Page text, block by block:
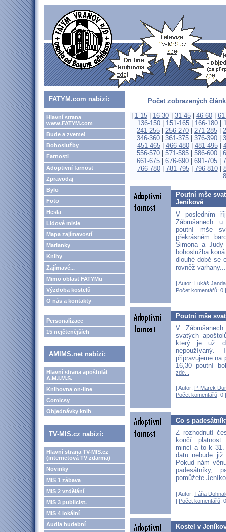
FATYM.com nabízí:
Hlavní strana
www.FATYM.com
Bude a zveme!
Bohoslužby
Farnosti
Adoptivní farnost
Zpravodaj
Bylo
Foto
Hesla
Lidové misie
Mapa zajímavostí
Marianky
Knihy
Zajímavé...
Mimo oblast FATYMu
Výzdoba kostelů
O nás a kontakty
Personalizace
15 nejčtenějších
AMIMS.net nabízí:
Hlavní strana apoštolát
A.M.I.M.S.
Knihovna on-line
Comicsy
Objednávky knih
TV-MIS.cz nabízí:
Hlavní strana TV-MIS.cz
(internetová TV zdarma)
Novinky
MIS 1 zábava
MIS 2 vzdělání
MIS 3 publicist.
MIS 4 lokální
Audia hudební
Počet zobrazených
1-15| 16-30| 31-45| 46-60|
136-150| 151-165| 166-180|
241-255
256-270 271-285
346-360
361-375 376-390
451-465| 466-480| 481-495|
556-570
571-585 586-600
661-675
676-690 691-705
766-780| 781-795| 796-810|
Poutní mše
Jeníkově
V posledním
Zábrušanech
poutní mše
překrásném
Šimona a
bohoslužba
dlouhé době se
rovněž
| Autor: Lukáš Janda
Počet komentářů: 0
Poutní mše
V
svatých
který je už
nepoužívaný.
připravujeme na
16,30 poutní
zde...
| Autor: P. Marek
Počet komentářů: 0
Co s
Z rozhodnutí
končí platnost
mincí a to k 31.
datu nebude
Pokud nám
padesátníky,
pomůžete
| Autor: Táňa
Počet komentářů:
Kostel v